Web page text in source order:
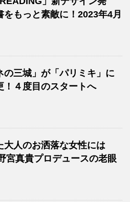
をもっと素敵に！2023年4月
の三城」が「パリミキ」に
！４度目のスタートへ
大人のお洒落な女性には
宮真貴プロデュースの老眼